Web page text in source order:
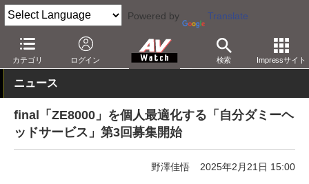
Powered by Translate
カテゴリ ログイン 検索 Impressサイト
AV Watch 製品 ヘッドフォン final
ニュース
final「ZE8000」を個人最適化する「自分ダミーヘ
ッドサービス」第3回募集開始
野澤佳悟 2025年2月21日 15:00